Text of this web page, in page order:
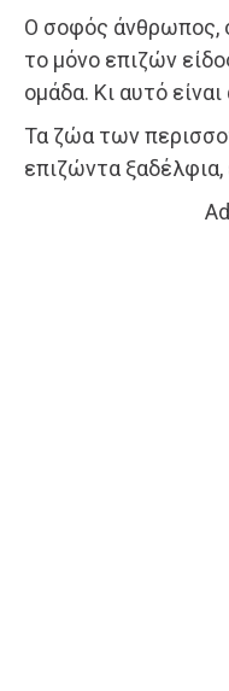
Ο σοφός άνθρωπος,
το μόνο επιζών
ομάδα. Κι αυτό
Τα ζώα των
επιζώντα ξαδέλφια,